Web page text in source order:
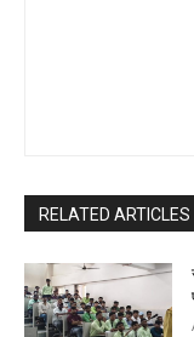
RELATED ARTICLES